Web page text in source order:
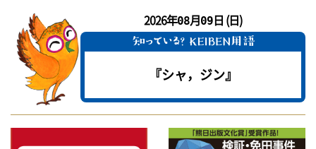
2026年08月09日 (日)
『シャ，ジン』